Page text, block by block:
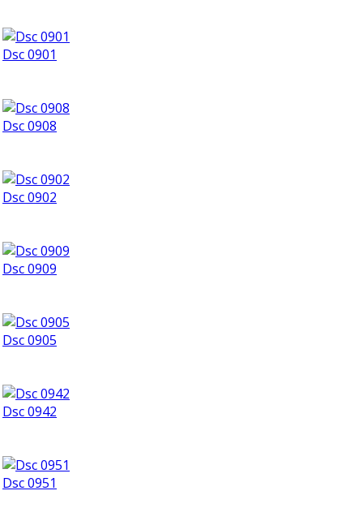
Dsc 0901
Dsc 0908
Dsc 0902
Dsc 0909
Dsc 0905
Dsc 0942
Dsc 0951